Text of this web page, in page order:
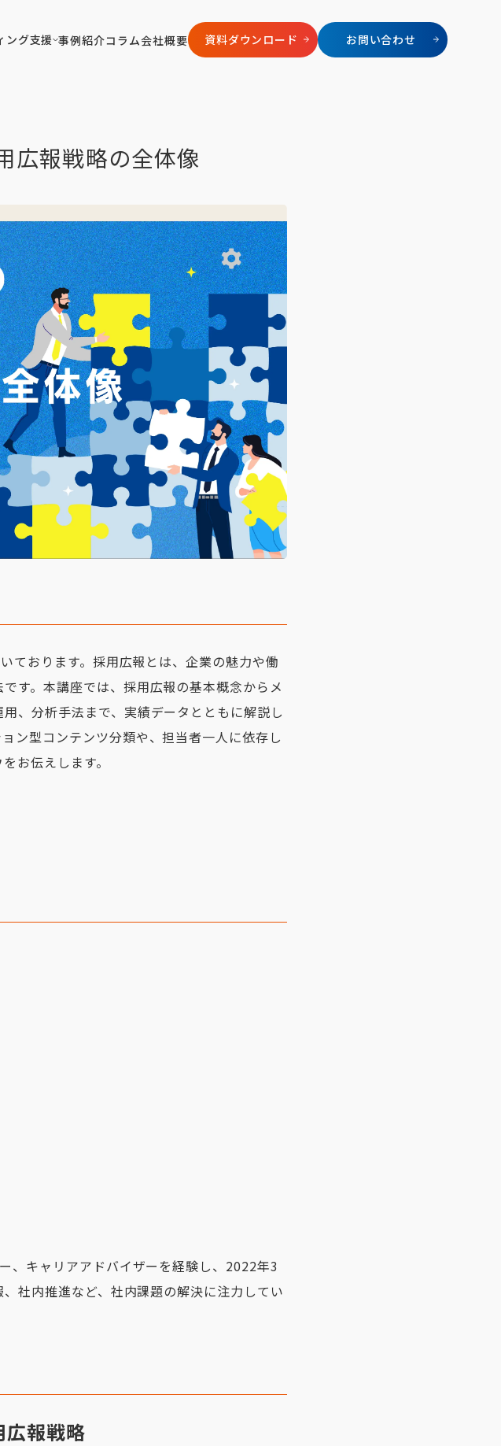
ング支援 事例紹介コラム会社概要 資料ダウンロード お問い合わせ
広報戦略の全体像
ております。採用広報とは、企業の魅力や働
す。本講座では、採用広報の基本概念からメ
、分析手法まで、実績データとともに解説し
ン型コンテンツ分類や、担当者一人に依存し
お伝えします。
、キャリアアドバイザーを経験し、2022年3
社内推進など、社内課題の解決に注力してい
報戦略